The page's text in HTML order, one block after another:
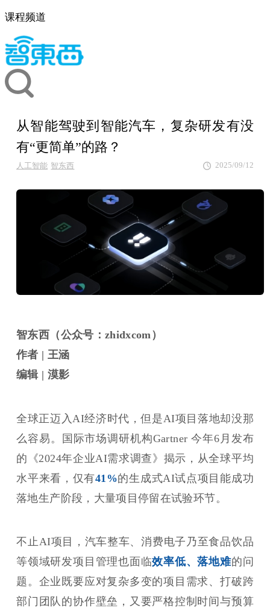
课程频道
从智能驾驶到智能汽车，复杂研发有没
有“更简单”的路？
人工智能 智东西 2025/09/12
智东西（公众号：zhidxcom）
作者 | 王涵
编辑 | 漠影
全球正迈入AI经济时代，但是AI项目落地却没那
么容易。国际市场调研机构Gartner 今年6月发布
的《2024年企业AI需求调查》揭示，从全球平均
水平来看，仅有41%的生成式AI试点项目能成功
落地生产阶段，大量项目停留在试验环节。
不止AI项目，汽车整车、消费电子乃至食品饮品
等领域研发项目管理也面临效率低、落地难的问
题。企业既要应对复杂多变的项目需求、打破跨
部门团队的协作壁垒，又要严格控制时间与预算